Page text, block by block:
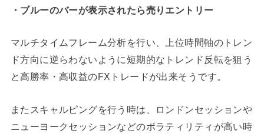
・ブルーのバーが表示されたら売りエントリー
マルチタイムフレーム分析を行い、上位時間軸のトレン
ド方向に逆らわないように短期的なトレンド反転を狙う
と高勝率・高収益のFXトレードが出来そうです。
またスキャルピングを行う時は、ロンドンセッションや
ニューヨークセッションなどのボラティリティが高い時